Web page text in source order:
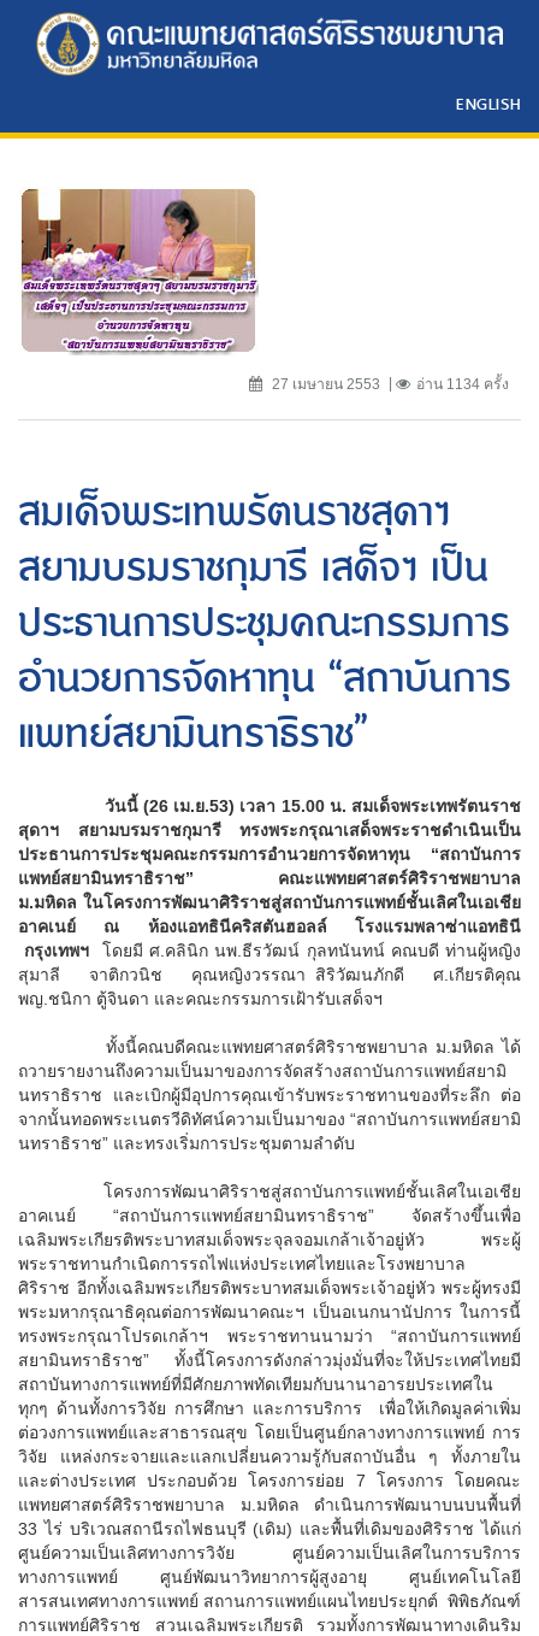
ENGLISH
27 เมษายน 2553 อ่าน 1134 ครั้ง
สมเด็จพระเทพรัตนราชสุดาฯ
สยามบรมราชกุมารี เสด็จฯ เป็น
ประธานการประชุมคณะกรรมการ
อำนวยการจัดหาทุน “สถาบันการ
แพทย์สยามินทราธิราช”
วันนี้ (26 เม.ย.53) เวลา 15.00 น. สมเด็จพระเทพรัตนราช
สุดาฯ สยามบรมราชกุมารี ทรงพระกรุณาเสด็จพระราชดำเนินเป็น
ประธานการประชุมคณะกรรมการอำนวยการจัดหาทุน “สถาบันการ
แพทย์สยามินทราธิราช” คณะแพทยศาสตร์ศิริราชพยาบาล
ม.มหิดล ในโครงการพัฒนาศิริราชสู่สถาบันการแพทย์ชั้นเลิศในเอเชีย
อาคเนย์ ณ ห้องแอทธินีคริสตันฮอลล์ โรงแรมพลาซ่าแอทธินี
กรุงเทพฯ โดยมี ศ.คลินิก นพ.ธีรวัฒน์ กุลทนันทน์ คณบดี ท่านผู้หญิง
สุมาลี จาติกวนิช คุณหญิงวรรณา สิริวัฒนภักดี ศ.เกียรติคุณ
พญ.ชนิกา ตู้จินดา และคณะกรรมการเฝ้ารับเสด็จฯ
ทั้งนี้คณบดีคณะแพทยศาสตร์ศิริราชพยาบาล ม.มหิดล ได้
ถวายรายงานถึงความเป็นมาของการจัดสร้างสถาบันการแพทย์สยามิ
นทราธิราช และเบิกผู้มีอุปการคุณเข้ารับพระราชทานของที่ระลึก ต่อ
จากนั้นทอดพระเนตรวีดิทัศน์ความเป็นมาของ “สถาบันการแพทย์สยามิ
นทราธิราช” และทรงเริ่มการประชุมตามลำดับ
โครงการพัฒนาศิริราชสู่สถาบันการแพทย์ชั้นเลิศในเอเชีย
อาคเนย์ “สถาบันการแพทย์สยามินทราธิราช” จัดสร้างขึ้นเพื่อ
เฉลิมพระเกียรติพระบาทสมเด็จพระจุลจอมเกล้าเจ้าอยู่หัว พระผู้
พระราชทานกำเนิดการรถไฟแห่งประเทศไทยและโรงพยาบาล
ศิริราช อีกทั้งเฉลิมพระเกียรติพระบาทสมเด็จพระเจ้าอยู่หัว พระผู้ทรงมี
พระมหากรุณาธิคุณต่อการพัฒนาคณะฯ เป็นอเนกนานัปการ ในการนี้
ทรงพระกรุณาโปรดเกล้าฯ พระราชทานนามว่า “สถาบันการแพทย์
สยามินทราธิราช” ทั้งนี้โครงการดังกล่าวมุ่งมั่นที่จะให้ประเทศไทยมี
สถาบันทางการแพทย์ที่มีศักยภาพทัดเทียมกับนานาอารยประเทศใน
ทุกๆ ด้านทั้งการวิจัย การศึกษา และการบริการ เพื่อให้เกิดมูลค่าเพิ่ม
ต่อวงการแพทย์และสาธารณสุข โดยเป็นศูนย์กลางทางการแพทย์ การ
วิจัย แหล่งกระจายและแลกเปลี่ยนความรู้กับสถาบันอื่น ๆ ทั้งภายใน
และต่างประเทศ ประกอบด้วย โครงการย่อย 7 โครงการ โดยคณะ
แพทยศาสตร์ศิริราชพยาบาล ม.มหิดล ดำเนินการพัฒนาบนบนพื้นที่
33 ไร่ บริเวณสถานีรถไฟธนบุรี (เดิม) และพื้นที่เดิมของศิริราช ได้แก่
ศูนย์ความเป็นเลิศทางการวิจัย ศูนย์ความเป็นเลิศในการบริการ
ทางการแพทย์ ศูนย์พัฒนาวิทยาการผู้สูงอายุ ศูนย์เทคโนโลยี
สารสนเทศทางการแพทย์ สถานการแพทย์แผนไทยประยุกต์ พิพิธภัณฑ์
การแพทย์ศิริราช สวนเฉลิมพระเกียรติ รวมทั้งการพัฒนาทางเดินริม